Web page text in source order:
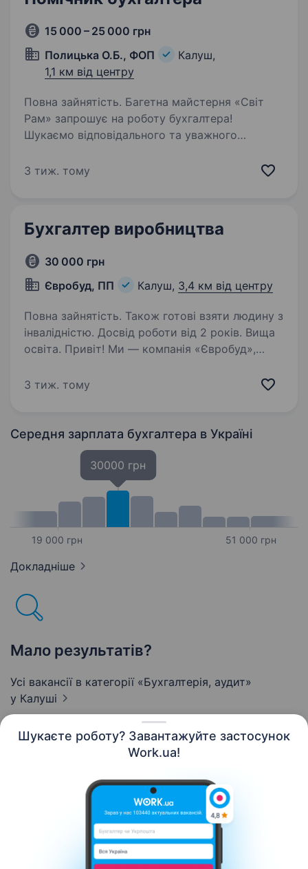
Шукаєте роботу? Завантажуйте застосунок
Work.ua!
15 000 – 25 000 грн
Полицька О.Б., ФОП
Калуш,
1,1 км від центру
Повна зайнятість. Багетна майстерня «Світ
Рам» запрошує на роботу бухгалтера!
Шукаємо відповідального та уважного
забезпечити ефективне фінансове управління
3 тиж. тому
Бухгалтер виробництва
30 000 грн
Євробуд, ПП
Калуш, 3,4 км від центру
Повна зайнятість. Також готові взяти людину з
інвалідністю. Досвід роботи від 2 років. Вища
освіта. Привіт! Ми — компанія «Євробуд»,
року. Ми цінуємо професіоналізм і
Калуш. Що буде у твоїй…
3 тиж. тому
Середня зарплата бухгалтера в Україні
19 000 грн
30000 грн
51 000 грн
Докладніше
Мало результатів?
Усі вакансії в категорії «Бухгалтерія, аудит»
у Калуші